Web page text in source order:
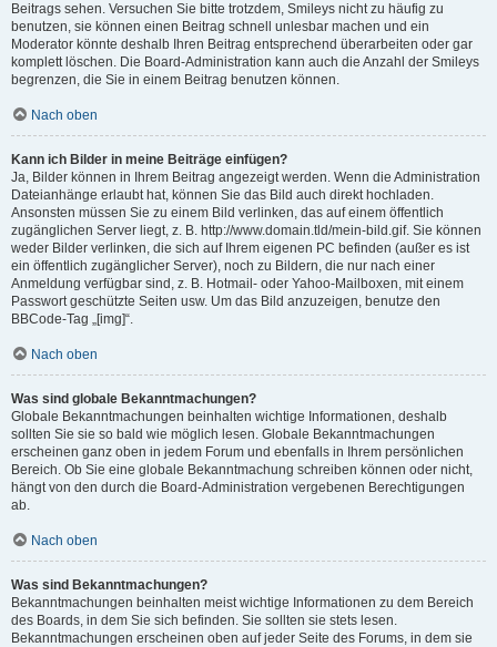
Beitrags sehen. Versuchen Sie bitte trotzdem, Smileys nicht zu häufig zu
benutzen, sie können einen Beitrag schnell unlesbar machen und ein
Moderator könnte deshalb Ihren Beitrag entsprechend überarbeiten oder gar
komplett löschen. Die Board-Administration kann auch die Anzahl der Smileys
begrenzen, die Sie in einem Beitrag benutzen können.
Nach oben
Kann ich Bilder in meine Beiträge einfügen?
Ja, Bilder können in Ihrem Beitrag angezeigt werden. Wenn die Administration
Dateianhänge erlaubt hat, können Sie das Bild auch direkt hochladen.
Ansonsten müssen Sie zu einem Bild verlinken, das auf einem öffentlich
zugänglichen Server liegt, z. B. http://www.domain.tld/mein-bild.gif. Sie können
weder Bilder verlinken, die sich auf Ihrem eigenen PC befinden (außer es ist
ein öffentlich zugänglicher Server), noch zu Bildern, die nur nach einer
Anmeldung verfügbar sind, z. B. Hotmail- oder Yahoo-Mailboxen, mit einem
Passwort geschützte Seiten usw. Um das Bild anzuzeigen, benutze den
BBCode-Tag „[img]“.
Nach oben
Was sind globale Bekanntmachungen?
Globale Bekanntmachungen beinhalten wichtige Informationen, deshalb
sollten Sie sie so bald wie möglich lesen. Globale Bekanntmachungen
erscheinen ganz oben in jedem Forum und ebenfalls in Ihrem persönlichen
Bereich. Ob Sie eine globale Bekanntmachung schreiben können oder nicht,
hängt von den durch die Board-Administration vergebenen Berechtigungen
ab.
Nach oben
Was sind Bekanntmachungen?
Bekanntmachungen beinhalten meist wichtige Informationen zu dem Bereich
des Boards, in dem Sie sich befinden. Sie sollten sie stets lesen.
Bekanntmachungen erscheinen oben auf jeder Seite des Forums, in dem sie